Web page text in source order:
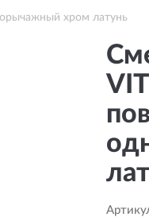
хром латунь